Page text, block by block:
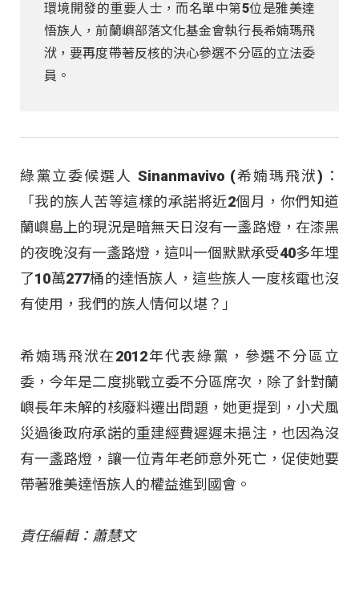
環境開發的重要人士，而名單中第5位是雅美達
悟族人，前蘭嶼部落文化基金會執行長希婻瑪飛
洑，要再度帶著反核的決心參選不分區的立法委
員。
綠黨立委候選人 Sinanmavivo (希婻瑪飛洑)：
「我的族人苦等這樣的承諾將近2個月，你們知道
蘭嶼島上的現況是暗無天日沒有一盞路燈，在漆黑
的夜晚沒有一盞路燈，這叫一個默默承受40多年埋
了10萬277桶的達悟族人，這些族人一度核電也沒
有使用，我們的族人情何以堪？」
希婻瑪飛洑在2012年代表綠黨，參選不分區立
委，今年是二度挑戰立委不分區席次，除了針對蘭
嶼長年未解的核廢料遷出問題，她更提到，小犬風
災過後政府承諾的重建經費遲遲未挹注，也因為沒
有一盞路燈，讓一位青年老師意外死亡，促使她要
帶著雅美達悟族人的權益進到國會。
責任編輯：蕭慧文